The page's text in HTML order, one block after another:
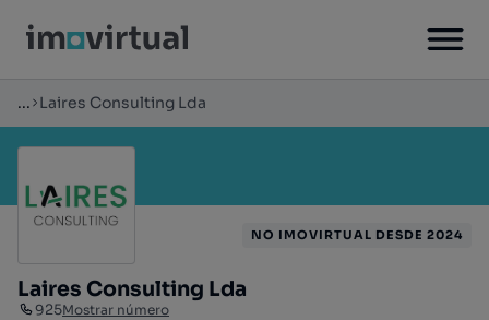
... Laires Consulting Lda
Laires Consulting Lda
925Mostrar número
NO IMOVIRTUAL DESDE 2024